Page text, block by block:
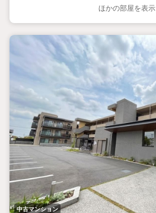
ほかの部屋を表示
中古マンション